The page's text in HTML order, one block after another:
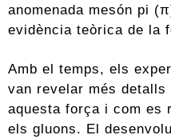
anomenada mesón pi
evidència teòrica de la
Amb el temps, els
van revelar més detalls
aquesta força i com es
els gluons. El